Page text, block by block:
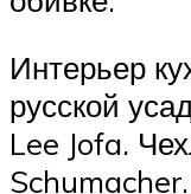
Интерьер
русской
Lee Jofa.